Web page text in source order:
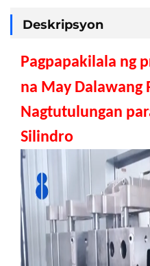
Deskripsyon
Pagpapakilala ng
na May Dalawang
Nagtutulungan
Silindro